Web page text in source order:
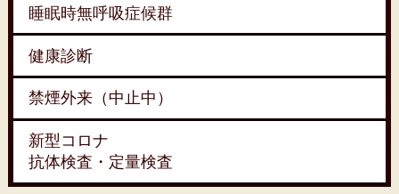
睡眠時無呼吸症候群
健康診断
禁煙外来（中止中）
新型コロナ
抗体検査・定量検査